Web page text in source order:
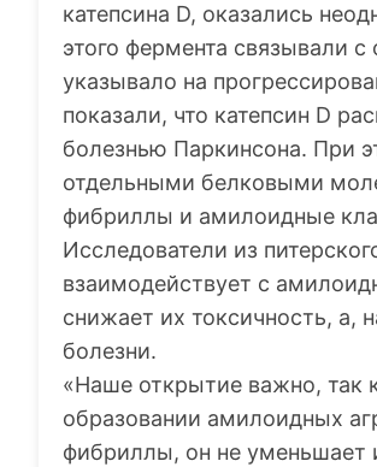
катепсина D, оказались
этого фермента связывали
указывало на
показали, что катепсин D
болезнью Паркинсона. При
отдельными белковыми
фибриллы и амилоидные
Исследователи из
взаимодействует с
снижает их токсичность, а,
болезни.
«Наше открытие важно, так
образовании амилоидных
фибриллы, он не уменьшает